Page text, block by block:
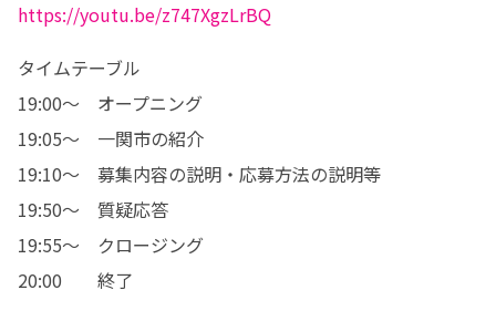
https://youtu.be/z747XgzLrBQ
タイムテーブル
19:00〜　オープニング
19:05〜　一関市の紹介
19:10〜　募集内容の説明・応募方法の説明等
19:50〜　質疑応答
19:55〜　クロージング
20:00　　終了